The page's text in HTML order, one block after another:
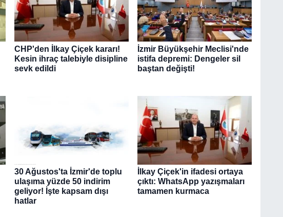
CHP'den İlkay Çiçek kararı!
Kesin ihraç talebiyle disipline
sevk edildi
İzmir Büyükşehir Meclisi'nde
istifa depremi: Dengeler sil
baştan değişti!
30 Ağustos'ta İzmir'de toplu
ulaşıma yüzde 50 indirim
geliyor! İşte kapsam dışı
hatlar
İlkay Çiçek'in ifadesi ortaya
çıktı: WhatsApp yazışmaları
tamamen kurmaca